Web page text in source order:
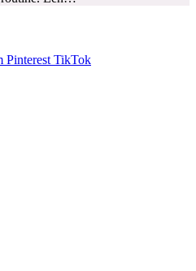
Pinterest TikTok